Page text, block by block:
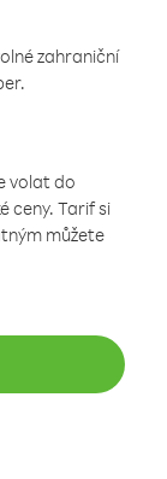
zahraniční
volat do
ceny. Tarif si
můžete